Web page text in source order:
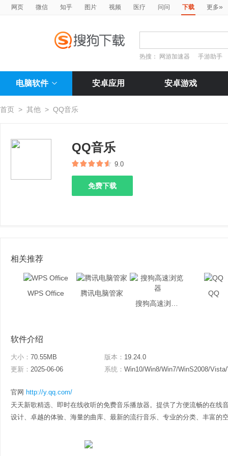
网页 微信 知乎 图片 视频 医疗 问问 下载 更多»
热搜： 网游加速器 手游助手
电脑软件 安卓应用 安卓游戏
首页 > 其他 > QQ音乐
QQ音乐
9.0
免费下载
相关推荐
WPS Office
腾讯电脑管家
QQ
软件介绍
大小： 70.55MB 版本： 19.24.0
更新： 2025-06-06 系统： Win10/Win8/Win7/WinS2008/
官网 http://y.qq.com/
天天新歌精选、即时在线收听的免费音乐播放器。提供了方便流畅的在线
设计、卓越的体验、海量的曲库、最新的流行音乐、专业的分类、丰富的